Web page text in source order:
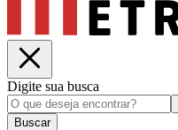
Digite sua busca
Buscar